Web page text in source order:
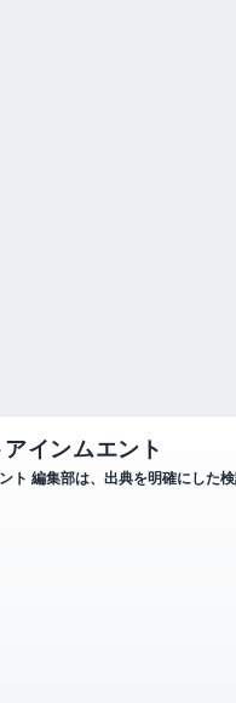
インムエント
ト 編集部は、出典を明確にした